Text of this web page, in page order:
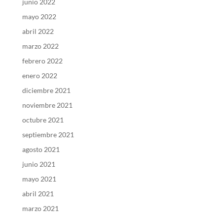
junio 2022
mayo 2022
abril 2022
marzo 2022
febrero 2022
enero 2022
diciembre 2021
noviembre 2021
octubre 2021
septiembre 2021
agosto 2021
junio 2021
mayo 2021
abril 2021
marzo 2021